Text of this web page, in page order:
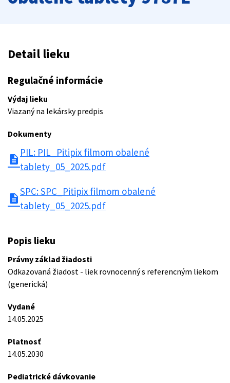
Detail lieku
Regulačné informácie
Výdaj lieku
Viazaný na lekársky predpis
Dokumenty
description
PIL: PIL_Pitipix filmom obalené
tablety_05_2025.pdf
description
SPC: SPC_Pitipix filmom obalené
tablety_05_2025.pdf
Popis lieku
Právny základ žiadosti
Odkazovaná žiadost - liek rovnocenný s referencným liekom
(generická)
Vydané
14.05.2025
Platnosť
14.05.2030
Pediatrické dávkovanie